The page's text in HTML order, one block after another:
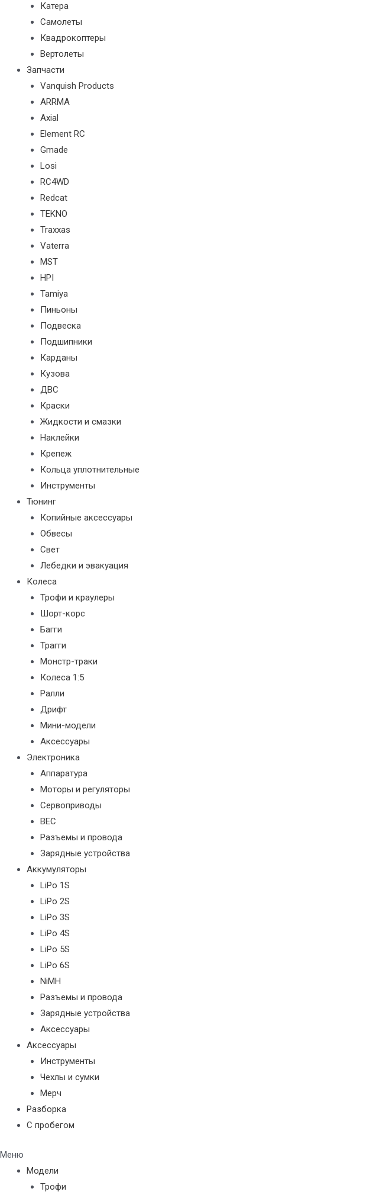
Катера
Самолеты
Квадрокоптеры
Вертолеты
Запчасти
Vanquish Products
ARRMA
Axial
Element RC
Gmade
Losi
RC4WD
Redcat
TEKNO
Traxxas
Vaterra
MST
HPI
Tamiya
Пиньоны
Подвеска
Подшипники
Карданы
Кузова
ДВС
Краски
Жидкости и смазки
Наклейки
Крепеж
Кольца уплотнительные
Инструменты
Тюнинг
Копийные аксессуары
Обвесы
Свет
Лебедки и эвакуация
Колеса
Трофи и краулеры
Шорт-корс
Багги
Трагги
Монстр-траки
Колеса 1:5
Ралли
Дрифт
Мини-модели
Аксессуары
Электроника
Аппаратура
Моторы и регуляторы
Сервоприводы
BEC
Разъемы и провода
Зарядные устройства
Аккумуляторы
LiPo 1S
LiPo 2S
LiPo 3S
LiPo 4S
LiPo 5S
LiPo 6S
NiMH
Разъемы и провода
Зарядные устройства
Аксессуары
Аксессуары
Инструменты
Чехлы и сумки
Мерч
Разборка
С пробегом
Меню
Модели
Трофи